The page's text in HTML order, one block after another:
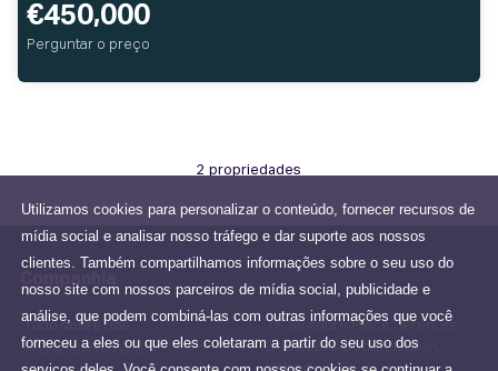
Utilizamos cookies para personalizar o conteúdo, fornecer recursos de
mídia social e analisar nosso tráfego e dar suporte aos nossos
clientes. Também compartilhamos informações sobre o seu uso do
nosso site com nossos parceiros de mídia social, publicidade e
análise, que podem combiná-las com outras informações que você
forneceu a eles ou que eles coletaram a partir do seu uso dos
€450,000
Perguntar o preço
2 propriedades
Companhia
Tudo sobre nós
info@mulleryogara.ie
15 Terenure Place, Terenure,
Dublin 6W, County Dublin,